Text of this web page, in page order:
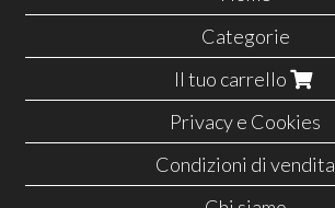
Categorie
Il tuo carrello
Privacy e Cookies
Condizioni di vendita